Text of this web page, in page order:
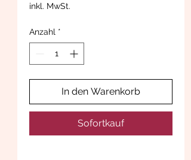
inkl. MwSt.
Anzahl *
In den Warenkorb
Sofortkauf